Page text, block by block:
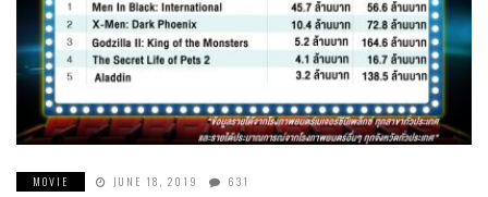
MOVIE JUNE 18, 2019 631